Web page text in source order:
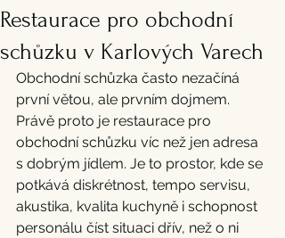
Restaurace pro obchodní
schůzku v Karlových Varech
Obchodní schůzka často nezačíná
první větou, ale prvním dojmem.
Právě proto je restaurace pro
obchodní schůzku víc než jen adresa
s dobrým jídlem. Je to prostor, kde se
potkává diskrétnost, tempo servisu,
akustika, kvalita kuchyně i schopnost
personálu číst situaci dřív, než o ni